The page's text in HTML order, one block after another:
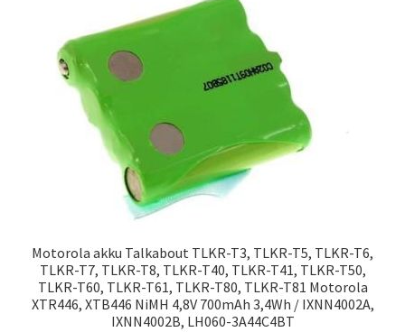
Motorola akku Talkabout TLKR-T3, TLKR-T5, TLKR-T6,
TLKR-T7, TLKR-T8, TLKR-T40, TLKR-T41, TLKR-T50,
TLKR-T60, TLKR-T61, TLKR-T80, TLKR-T81 Motorola
XTR446, XTB446 NiMH 4,8V 700mAh 3,4Wh / IXNN4002A,
IXNN4002B, LH060-3A44C4BT